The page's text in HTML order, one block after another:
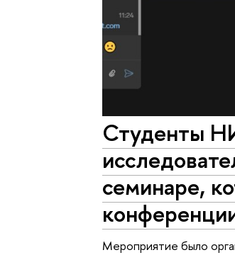
Студенты
семинаре,
Мероприятие было